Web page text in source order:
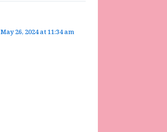
May 26, 2024 at 11:34 am